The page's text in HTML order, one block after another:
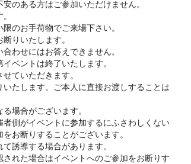
のある方はご参加いただけません。
のお手荷物でご来場下さい。
りいたします。
わせにはお答えできません。
ベントは終了いたします。
ていただきます。
たします。ご本人に直接お渡しすることは
場合がございます。
側がイベントに参加するにふさわしくない
お断りすることがございます。
誘導する場合があります。
れた場合はイベントへのご参加をお断りす